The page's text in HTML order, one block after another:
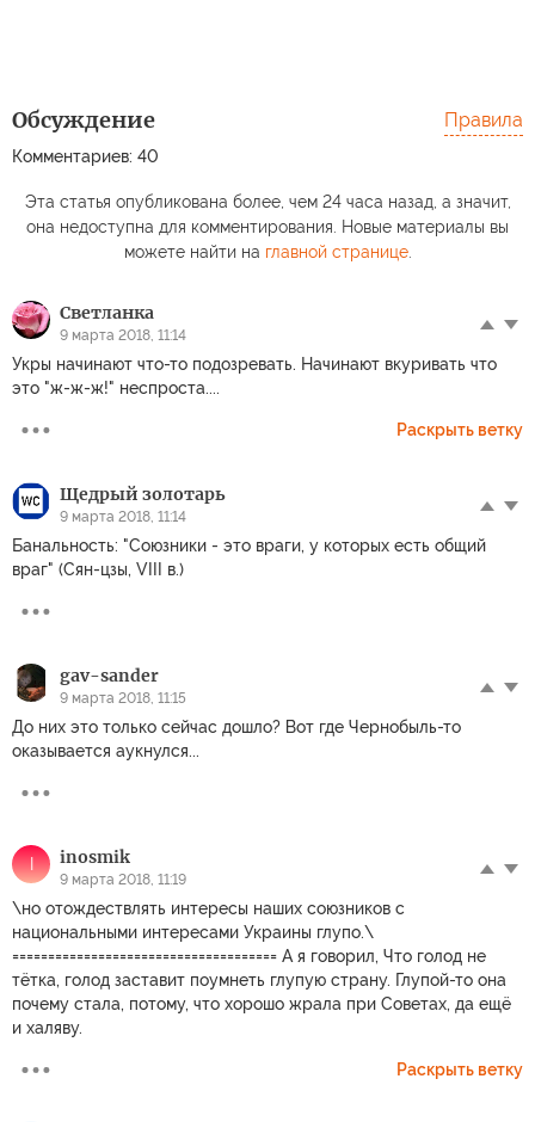
Обсуждение
Комментариев: 40
Правила
Эта статья опубликована более, чем 24 часа назад, а значит,
она недоступна для комментирования. Новые материалы вы
можете найти на главной странице.
Светланка
9 марта 2018, 11:14
Укры начинают что-то подозревать. Начинают вкуривать что
это "ж-ж-ж!" неспроста....
Раскрыть ветку
Щедрый золотарь
9 марта 2018, 11:14
Банальность: "Союзники - это враги, у которых есть общий
враг" (Сян-цзы, VIII в.)
gav-sander
9 марта 2018, 11:15
До них это только сейчас дошло? Вот где Чернобыль-то
оказывается аукнулся...
I inosmik
9 марта 2018, 11:19
\но отождествлять интересы наших союзников с
национальными интересами Украины глупо.\
===================================== А я говорил, Что голод не
тётка, голод заставит поумнеть глупую страну. Глупой-то она
почему стала, потому, что хорошо жрала при Советах, да ещё
и халяву.
Раскрыть ветку